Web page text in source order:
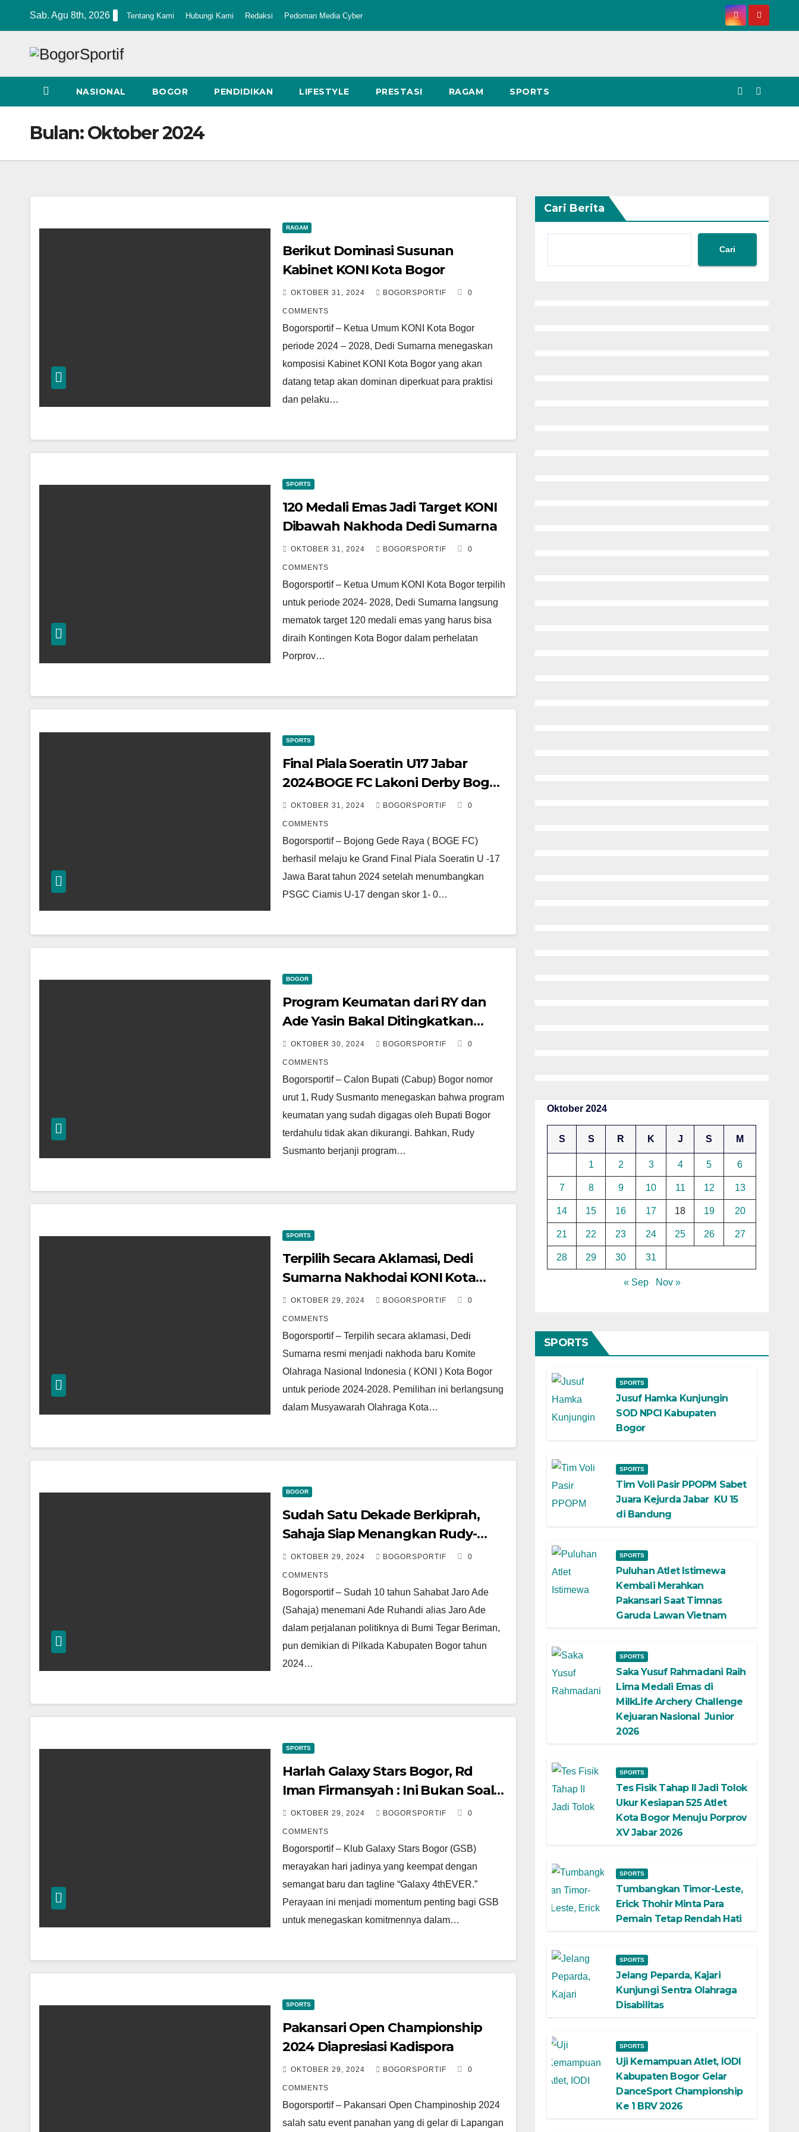
Sab. Agu 8th, 2026 Tentang Kami Hubungi Kami Redaksi Pedoman Media Cyber
NASIONAL BOGOR PENDIDIKAN LIFESTYLE PRESTASI RAGAM SPORTS
Bulan:Oktober 2024
RAGAM
Berikut Dominasi Susunan
Kabinet KONI Kota Bogor
OKTOBER 31, 2024 BOGORSPORTIF 0
COMMENTS
Bogorsportif – Ketua Umum KONI Kota Bogor
periode 2024 – 2028, Dedi Sumarna menegaskan
komposisi Kabinet KONI Kota Bogor yang akan
datang tetap akan dominan diperkuat para praktisi
dan pelaku…
SPORTS
120 Medali Emas Jadi Target KONI
Dibawah Nakhoda Dedi Sumarna
OKTOBER 31, 2024 BOGORSPORTIF 0
COMMENTS
Bogorsportif – Ketua Umum KONI Kota Bogor terpilih
untuk periode 2024- 2028, Dedi Sumarna langsung
mematok target 120 medali emas yang harus bisa
diraih Kontingen Kota Bogor dalam perhelatan
Porprov…
SPORTS
Final Piala Soeratin U17 Jabar
2024BOGE FC Lakoni Derby Bogor
Lawan PSB
OKTOBER 31, 2024 BOGORSPORTIF 0
COMMENTS
Bogorsportif – Bojong Gede Raya ( BOGE FC)
berhasil melaju ke Grand Final Piala Soeratin U -17
Jawa Barat tahun 2024 setelah menumbangkan
PSGC Ciamis U-17 dengan skor 1- 0…
BOGOR
Program Keumatan dari RY dan
Ade Yasin Bakal Ditingkatkan
Cabup Bogor Rudy Susmanto
OKTOBER 30, 2024 BOGORSPORTIF 0
COMMENTS
Bogorsportif – Calon Bupati (Cabup) Bogor nomor
urut 1, Rudy Susmanto menegaskan bahwa program
keumatan yang sudah digagas oleh Bupati Bogor
terdahulu tidak akan dikurangi. Bahkan, Rudy
Susmanto berjanji program…
SPORTS
Terpilih Secara Aklamasi, Dedi
Sumarna Nakhodai KONI Kota
Bogor
OKTOBER 29, 2024 BOGORSPORTIF 0
COMMENTS
Bogorsportif – Terpilih secara aklamasi, Dedi
Sumarna resmi menjadi nakhoda baru Komite
Olahraga Nasional Indonesia ( KONI ) Kota Bogor
untuk periode 2024-2028. Pemilihan ini berlangsung
dalam Musyawarah Olahraga Kota…
BOGOR
Sudah Satu Dekade Berkiprah,
Sahaja Siap Menangkan Rudy-
Jaro Ade di Pilbup Bogor
OKTOBER 29, 2024 BOGORSPORTIF 0
COMMENTS
Bogorsportif – Sudah 10 tahun Sahabat Jaro Ade
(Sahaja) menemani Ade Ruhandi alias Jaro Ade
dalam perjalanan politiknya di Bumi Tegar Beriman,
pun demikian di Pilkada Kabupaten Bogor tahun
2024…
SPORTS
Harlah Galaxy Stars Bogor, Rd
Iman Firmansyah : Ini Bukan Soal
Prestasi Saja
OKTOBER 29, 2024 BOGORSPORTIF 0
COMMENTS
Bogorsportif – Klub Galaxy Stars Bogor (GSB)
merayakan hari jadinya yang keempat dengan
semangat baru dan tagline “Galaxy 4thEVER.”
Perayaan ini menjadi momentum penting bagi GSB
untuk menegaskan komitmennya dalam…
SPORTS
Pakansari Open Championship
2024 Diapresiasi Kadispora
OKTOBER 29, 2024 BOGORSPORTIF 0
COMMENTS
Bogorsportif – Pakansari Open Champinoship 2024
salah satu event panahan yang di gelar di Lapangan
Cari Berita
Cari
Oktober 2024
S S R K J S M
1 2 3 4 5 6
7 8 9 10 11 12 13
14 15 16 17 18 19 20
21 22 23 24 25 26 27
28 29 30 31
« Sep Nov »
SPORTS
SPORTS
Jusuf Hamka Kunjungin
SOD NPCI Kabupaten
Bogor
SPORTS
Tim Voli Pasir PPOPM Sabet
Juara Kejurda Jabar KU 15
di Bandung
SPORTS
Puluhan Atlet Istimewa
Kembali Merahkan
Pakansari Saat Timnas
Garuda Lawan Vietnam
SPORTS
Saka Yusuf Rahmadani Raih
Lima Medali Emas di
MilkLife Archery Challenge
Kejuaran Nasional Junior
2026
SPORTS
Tes Fisik Tahap II Jadi Tolok
Ukur Kesiapan 525 Atlet
Kota Bogor Menuju Porprov
XV Jabar 2026
SPORTS
Tumbangkan Timor-Leste,
Erick Thohir Minta Para
Pemain Tetap Rendah Hati
SPORTS
Jelang Peparda, Kajari
Kunjungi Sentra Olahraga
Disabilitas
SPORTS
Uji Kemampuan Atlet, IODI
Kabupaten Bogor Gelar
DanceSport Championship
Ke 1 BRV 2026